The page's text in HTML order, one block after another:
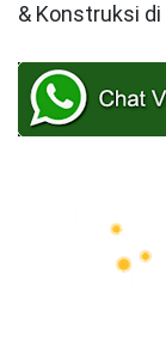
& Konstruksi